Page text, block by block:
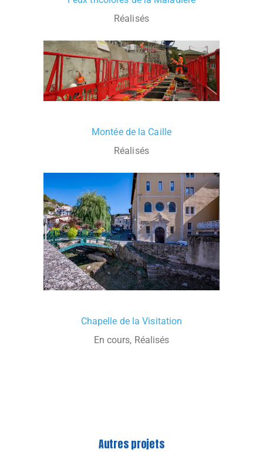
Réalisés
Montée de la Caille
Réalisés
Chapelle de la Visitation
En cours, Réalisés
Autres projets